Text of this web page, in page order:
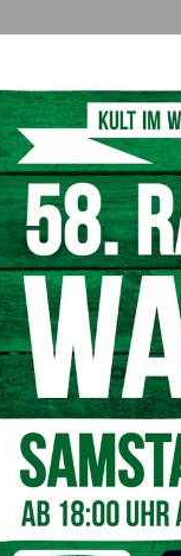
Pressegger See
installiert. Dies soll
rasch einen 48
fünf